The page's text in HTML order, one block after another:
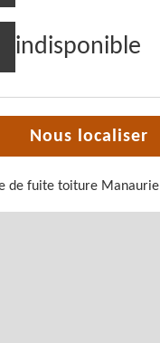
indisponible
Nous localiser
de fuite toiture Manaurie